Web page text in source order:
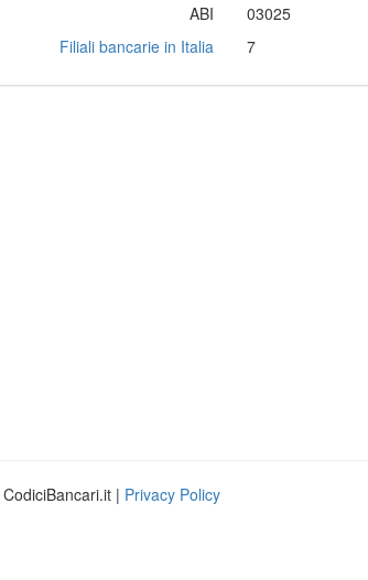
ABI
03025
Filiali bancarie in Italia
7
| Privacy Policy